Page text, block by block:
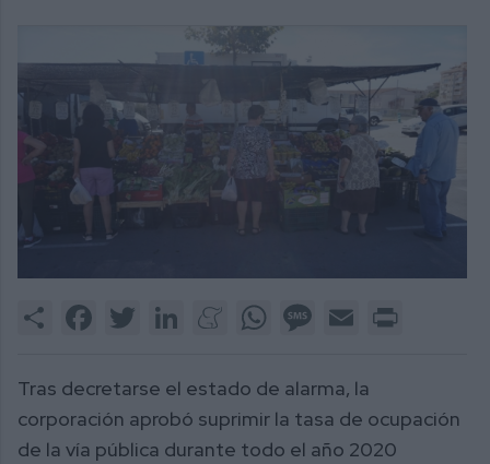
Share FacebookTwitter LinkedInMeneameWhatsAppMessage
Email
Tras decretarse el estado de alarma, la
corporación aprobó suprimir la tasa de ocupación
de la vía pública durante todo el año 2020